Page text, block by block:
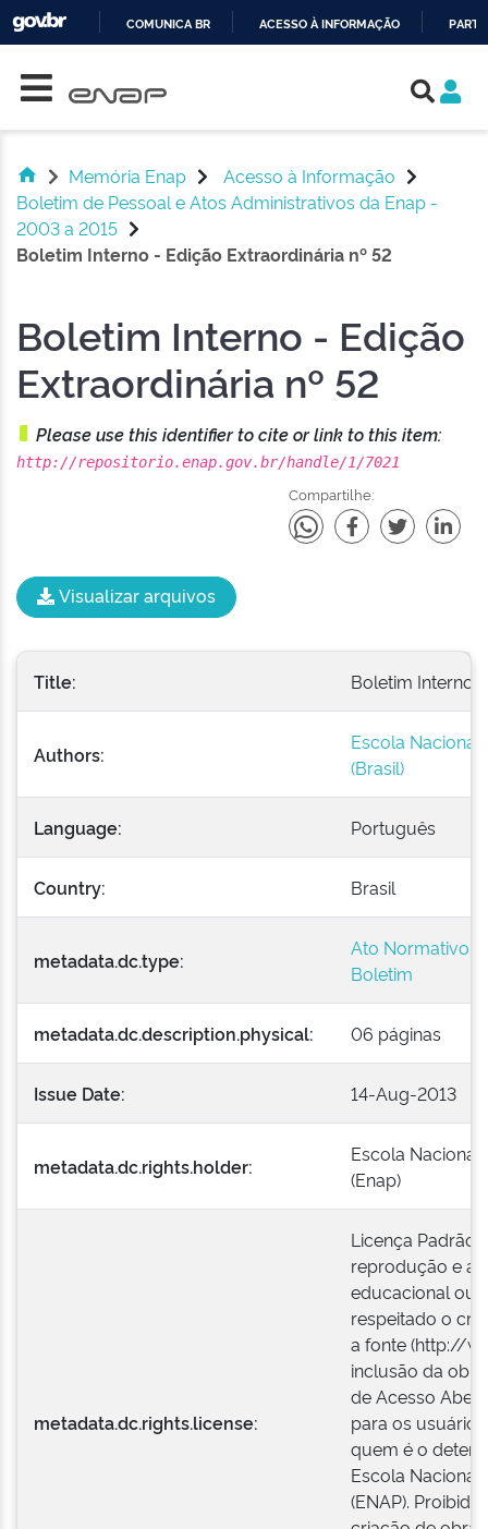
COMUNICA BR ACESSO À INFORMAÇÃO
Memória Enap
Acesso à Informação
Boletim de Pessoal e Atos Administrativos da Enap -
2003 a 2015
Boletim Interno - Edição Extraordinária nº 52
Boletim Interno - Edição
Extraordinária nº 52
Please use this identifier to cite or link to this item:
http://repositorio.enap.gov.br/handle/1/7021
Compartilhe:
Visualizar arquivos
Title: Boletim Interno
Authors:
Escola
(Brasil)
Language: Português
Country: Brasil
metadata.dc.type:
Ato Normativo
Boletim
metadata.dc.description.physical: 06 páginas
Issue Date: 14-Aug-2013
metadata.dc.rights.holder:
Escola
(Enap)
metadata.dc.rights.license:
Licença Padrão
reprodução e a
educacional ou
respeitado o
a fonte (http://
inclusão da
de Acesso
para os
quem é o
Escola
(ENAP).